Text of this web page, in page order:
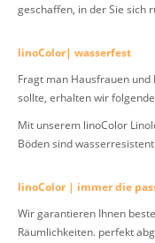
geschaffen, in der Sie sich
linoColor| wasserfest
Fragt man Hausfrauen
sollte, erhalten wir
Mit unserem linoColor
Böden sind
linoColor | immer die
Wir garantieren Ihnen
Räumlichkeiten. perfekt